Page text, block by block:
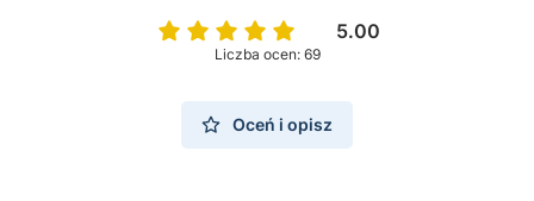
5.00
Liczba ocen: 69
Oceń i opisz